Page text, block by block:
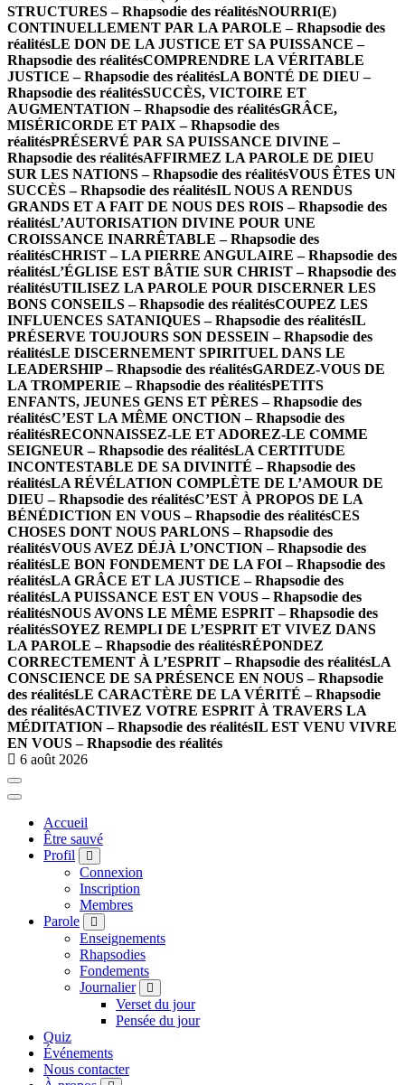
STRUCTURES – Rhapsodie des réalitésNOURRI(E)
CONTINUELLEMENT PAR LA PAROLE – Rhapsodie des
réalitésLE DON DE LA JUSTICE ET SA PUISSANCE –
Rhapsodie des réalitésCOMPRENDRE LA VÉRITABLE
JUSTICE – Rhapsodie des réalitésLA BONTÉ DE DIEU –
Rhapsodie des réalitésSUCCÈS, VICTOIRE ET
AUGMENTATION – Rhapsodie des réalitésGRÂCE,
MISÉRICORDE ET PAIX – Rhapsodie des
réalitésPRÉSERVÉ PAR SA PUISSANCE DIVINE –
Rhapsodie des réalitésAFFIRMEZ LA PAROLE DE DIEU
SUR LES NATIONS – Rhapsodie des réalitésVOUS ÊTES UN
SUCCÈS – Rhapsodie des réalitésIL NOUS A RENDUS
GRANDS ET A FAIT DE NOUS DES ROIS – Rhapsodie des
réalitésL’AUTORISATION DIVINE POUR UNE
CROISSANCE INARRÊTABLE – Rhapsodie des
réalitésCHRIST – LA PIERRE ANGULAIRE – Rhapsodie des
réalitésL’ÉGLISE EST BÂTIE SUR CHRIST – Rhapsodie des
réalitésUTILISEZ LA PAROLE POUR DISCERNER LES
BONS CONSEILS – Rhapsodie des réalitésCOUPEZ LES
INFLUENCES SATANIQUES – Rhapsodie des réalitésIL
PRÉSERVE TOUJOURS SON DESSEIN – Rhapsodie des
réalitésLE DISCERNEMENT SPIRITUEL DANS LE
LEADERSHIP – Rhapsodie des réalitésGARDEZ-VOUS DE
LA TROMPERIE – Rhapsodie des réalitésPETITS
ENFANTS, JEUNES GENS ET PÈRES – Rhapsodie des
réalitésC’EST LA MÊME ONCTION – Rhapsodie des
réalitésRECONNAISSEZ-LE ET ADOREZ-LE COMME
SEIGNEUR – Rhapsodie des réalitésLA CERTITUDE
INCONTESTABLE DE SA DIVINITÉ – Rhapsodie des
réalitésLA RÉVÉLATION COMPLÈTE DE L’AMOUR DE
DIEU – Rhapsodie des réalitésC’EST À PROPOS DE LA
BÉNÉDICTION EN VOUS – Rhapsodie des réalitésCES
CHOSES DONT NOUS PARLONS – Rhapsodie des
réalitésVOUS AVEZ DÉJÀ L’ONCTION – Rhapsodie des
réalitésLE BON FONDEMENT DE LA FOI – Rhapsodie des
réalitésLA GRÂCE ET LA JUSTICE – Rhapsodie des
réalitésLA PUISSANCE EST EN VOUS – Rhapsodie des
réalitésNOUS AVONS LE MÊME ESPRIT – Rhapsodie des
réalitésSOYEZ REMPLI DE L’ESPRIT ET VIVEZ DANS
LA PAROLE – Rhapsodie des réalitésRÉPONDEZ
CORRECTEMENT À L’ESPRIT – Rhapsodie des réalitésLA
CONSCIENCE DE SA PRÉSENCE EN NOUS – Rhapsodie
des réalitésLE CARACTÈRE DE LA VÉRITÉ – Rhapsodie
des réalitésACTIVEZ VOTRE ESPRIT À TRAVERS LA
MÉDITATION – Rhapsodie des réalitésIL EST VENU VIVRE
EN VOUS – Rhapsodie des réalités
6 août 2026
Accueil
Être sauvé
Profil
Connexion
Inscription
Membres
Parole
Enseignements
Rhapsodies
Fondements
Journalier
Verset du jour
Pensée du jour
Quiz
Événements
Nous contacter